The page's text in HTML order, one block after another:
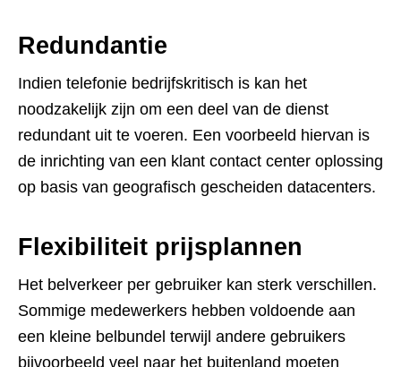
Redundantie
Indien telefonie bedrijfskritisch is kan het
noodzakelijk zijn om een deel van de dienst
redundant uit te voeren. Een voorbeeld hiervan is
de inrichting van een klant contact center oplossing
op basis van geografisch gescheiden datacenters.
Flexibiliteit prijsplannen
Het belverkeer per gebruiker kan sterk verschillen.
Sommige medewerkers hebben voldoende aan
een kleine belbundel terwijl andere gebruikers
bijvoorbeeld veel naar het buitenland moeten